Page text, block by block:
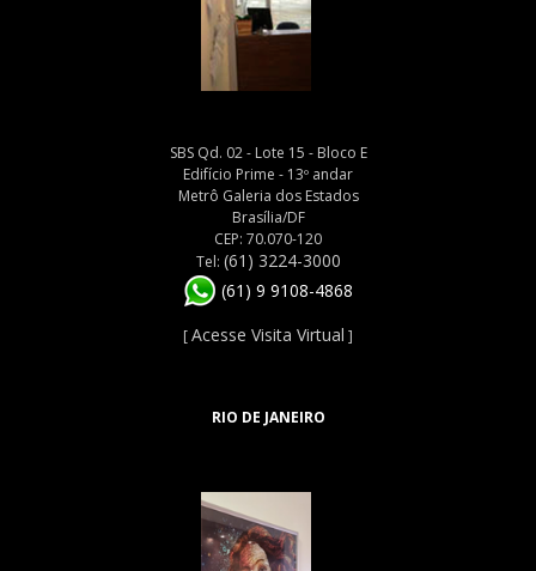
SBS Qd. 02 - Lote 15 - Bloco E
Edifício Prime - 13º andar
Metrô Galeria dos Estados
Brasília/DF
CEP: 70.070-120
Tel: (61) 3224-3000
(61) 9 9108-4868
[Acesse Visita Virtual ]
RIO DE JANEIRO